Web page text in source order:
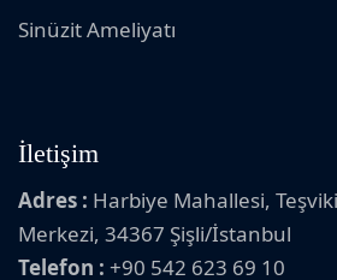
Sinüzit Ameliyatı
İletişim
Adres : Harbiye Mahallesi,
Merkezi, 34367 Şişli/İstanbul
Telefon : +90 542 623 69 10